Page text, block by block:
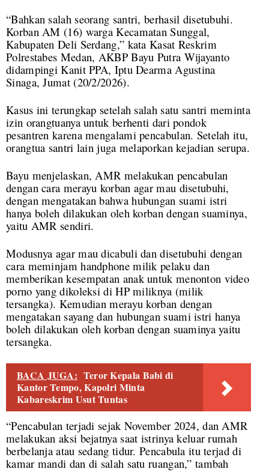
“Bahkan salah seorang santri, berhasil disetubuhi.
Korban AM (16) warga Kecamatan Sunggal,
Kabupaten Deli Serdang,” kata Kasat Reskrim
Polrestabes Medan, AKBP Bayu Putra Wijayanto
didampingi Kanit PPA, Iptu Dearma Agustina
Sinaga, Jumat (20/2/2026).
Kasus ini terungkap setelah salah satu santri meminta
izin orangtuanya untuk berhenti dari pondok
pesantren karena mengalami pencabulan. Setelah itu,
orangtua santri lain juga melaporkan kejadian serupa.
Bayu menjelaskan, AMR melakukan pencabulan
dengan cara merayu korban agar mau disetubuhi,
dengan mengatakan bahwa hubungan suami istri
hanya boleh dilakukan oleh korban dengan suaminya,
yaitu AMR sendiri.
Modusnya agar mau dicabuli dan disetubuhi dengan
cara meminjam handphone milik pelaku dan
memberikan kesempatan anak untuk menonton video
porno yang dikoleksi di HP miliknya (milik
tersangka). Kemudian merayu korban dengan
mengatakan sayang dan hubungan suami istri hanya
boleh dilakukan oleh korban dengan suaminya yaitu
tersangka.
BACA JUGA: Teror Kepala Babi di
Kantor Tempo, Kapolri Minta
Kabareskrim Usut Tuntas
“Pencabulan terjadi sejak November 2024, dan AMR
melakukan aksi bejatnya saat istrinya keluar rumah
berbelanja atau sedang tidur. Pencabula itu terjad di
kamar mandi dan di salah satu ruangan,” tambah